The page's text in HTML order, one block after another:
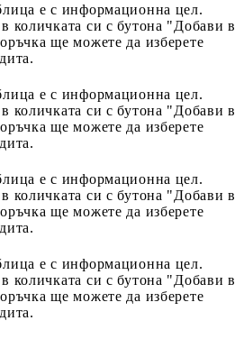
е с информационна цел.
количката си с бутона "Добави в
ще можете да изберете
е с информационна цел.
количката си с бутона "Добави в
ще можете да изберете
е с информационна цел.
количката си с бутона "Добави в
ще можете да изберете
е с информационна цел.
количката си с бутона "Добави в
ще можете да изберете